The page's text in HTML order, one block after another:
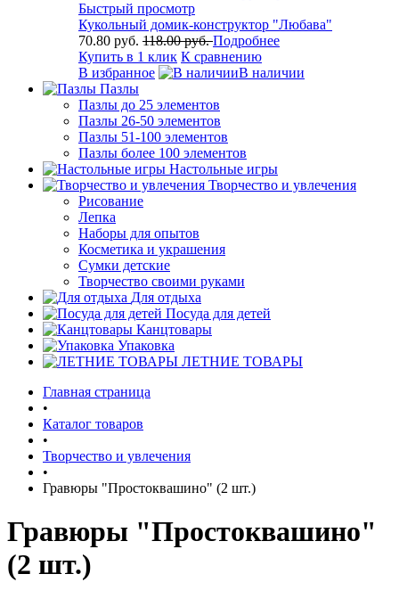
Быстрый просмотр
Кукольный домик-конструктор "Любава"
70.80 руб. 118.00 руб.Подробнее
Купить в 1 клик К сравнению
В избранное
В наличии
Пазлы
Пазлы до 25 элементов
Пазлы 26-50 элементов
Пазлы 51-100 элементов
Пазлы более 100 элементов
Настольные игры
Творчество и увлечения
Рисование
Лепка
Наборы для опытов
Косметика и украшения
Сумки детские
Творчество своими руками
Для отдыха
Посуда для детей
Канцтовары
Упаковка
ЛЕТНИЕ ТОВАРЫ
Главная страница
•
Каталог товаров
•
Творчество и увлечения
•
Гравюры "Простоквашино" (2 шт.)
Гравюры "Простоквашино"
(2 шт.)